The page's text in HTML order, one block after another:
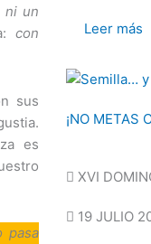
ni un
con
sus
es
pasa
Leer más
¡NO METAS
XVI
19 JULIO